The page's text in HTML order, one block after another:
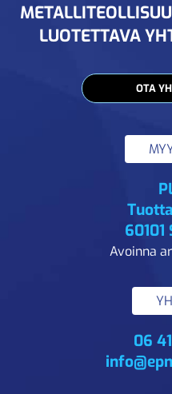
LUOTETTAVA
OTA
60101
Avoinna
06